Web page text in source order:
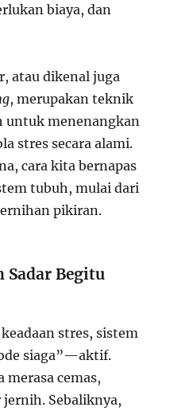
biaya, dan
atau dikenal juga
, merupakan teknik
untuk menenangkan
stres secara alami.
cara kita bernapas
tubuh, mulai dari
pikiran.
Sadar Begitu
stres, sistem
siaga”—aktif.
cemas,
Sebaliknya,